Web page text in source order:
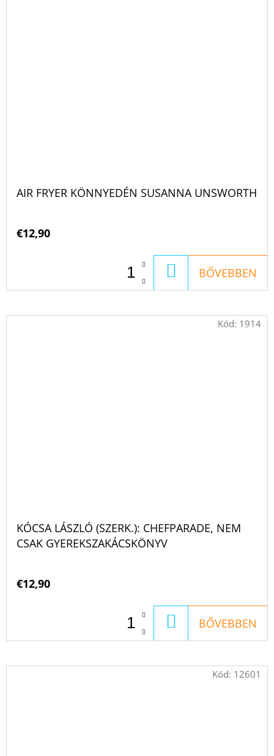
AIR FRYER KÖNNYEDÉN SUSANNA UNSWORTH
€12,90
KOSÁRBA
BŐVEBBEN
KÓCSA LÁSZLÓ (SZERK.): CHEFPARADE, NEM
CSAK GYEREKSZAKÁCSKÖNYV
€12,90
KOSÁRBA
BŐVEBBEN
Kód: 1914
Kód: 12601